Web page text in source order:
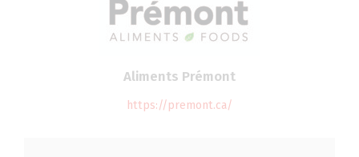
Aliments Prémont
https://premont.ca/